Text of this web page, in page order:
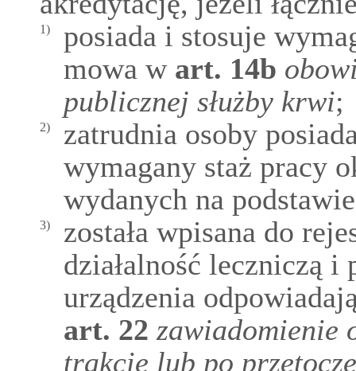
1)
posiada i stosuje
mowa wart. 14b
publicznej służby krwi;
2)
zatrudnia osoby
wymagany staż pracy
wydanych na
3)
została wpisana do
działalność leczniczą i
urządzenia
art. 22 zawiadomienie
trakcie lub po